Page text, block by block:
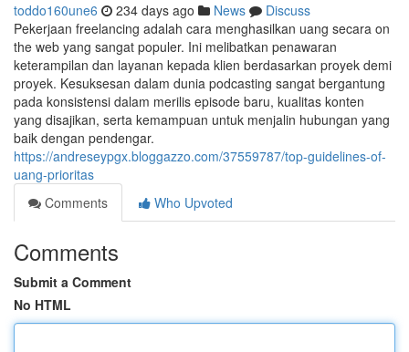
toddo160une6 234 days ago News
Discuss
Pekerjaan freelancing adalah cara menghasilkan uang secara on
the web yang sangat populer. Ini melibatkan penawaran
keterampilan dan layanan kepada klien berdasarkan proyek demi
proyek. Kesuksesan dalam dunia podcasting sangat bergantung
pada konsistensi dalam merilis episode baru, kualitas konten
yang disajikan, serta kemampuan untuk menjalin hubungan yang
baik dengan pendengar.
https://andreseypgx.bloggazzo.com/37559787/top-guidelines-of-
uang-prioritas
Comments
Who Upvoted
Comments
Submit a Comment
No HTML